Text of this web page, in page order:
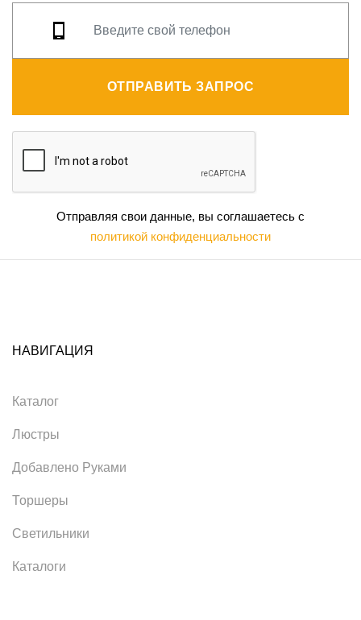
ОТПРАВИТЬ ЗАПРОС
Отправляя свои данные, вы соглашаетесь с
политикой конфиденциальности
НАВИГАЦИЯ
Каталог
Люстры
Добавлено Руками
Торшеры
Светильники
Каталоги